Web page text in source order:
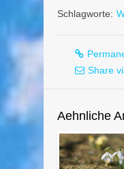
Schlagworte:
Share
Aehnliche